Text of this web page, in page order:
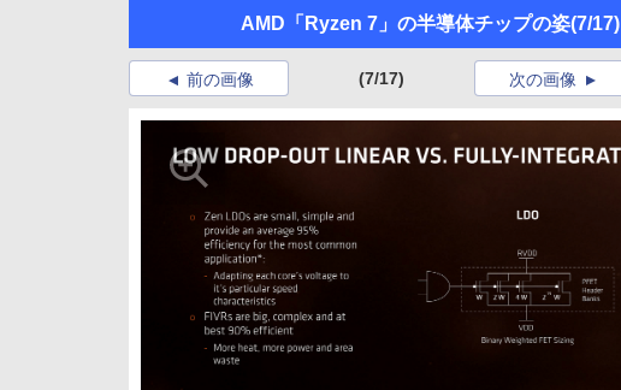
AMD「Ryzen 7」の半導体チップの姿(7/17)
前の画像 (7/17) 次の画像